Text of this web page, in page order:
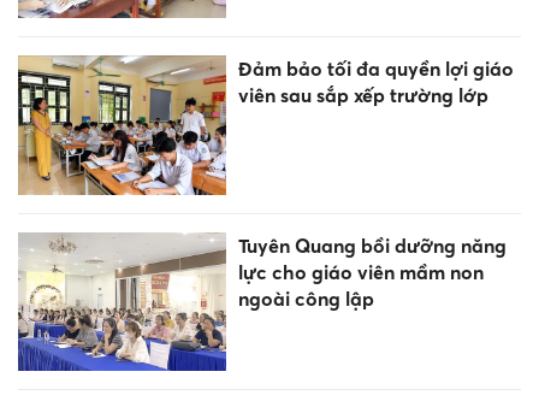
Đảm bảo tối đa quyền lợi giáo
viên sau sắp xếp trường lớp
Tuyên Quang bồi dưỡng năng
lực cho giáo viên mầm non
ngoài công lập